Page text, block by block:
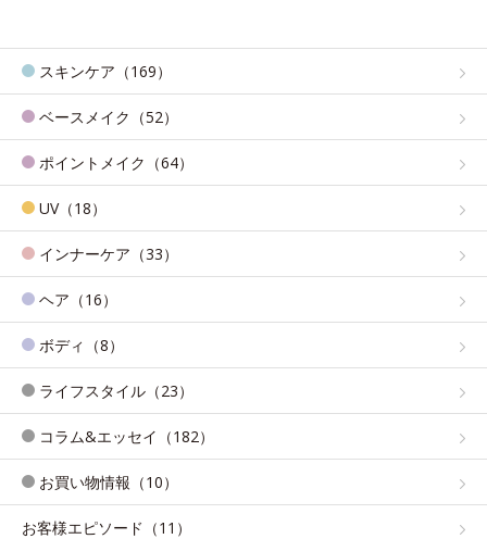
スキンケア（169）
ベースメイク（52）
ポイントメイク（64）
UV（18）
インナーケア（33）
ヘア（16）
ボディ（8）
ライフスタイル（23）
コラム&エッセイ（182）
お買い物情報（10）
お客様エピソード（11）